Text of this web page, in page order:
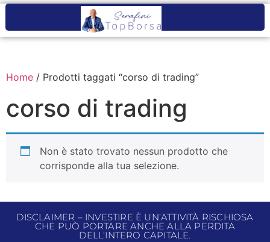
Home / Prodotti taggati “corso di trading”
corso di trading
Non è stato trovato nessun prodotto che
corrisponde alla tua selezione.
DISCLAIMER – INVESTIRE È UN’ATTIVITÀ RISCHIOSA
CHE PUÒ PORTARE ANCHE ALLA PERDITA
DELL’INTERO CAPITALE.